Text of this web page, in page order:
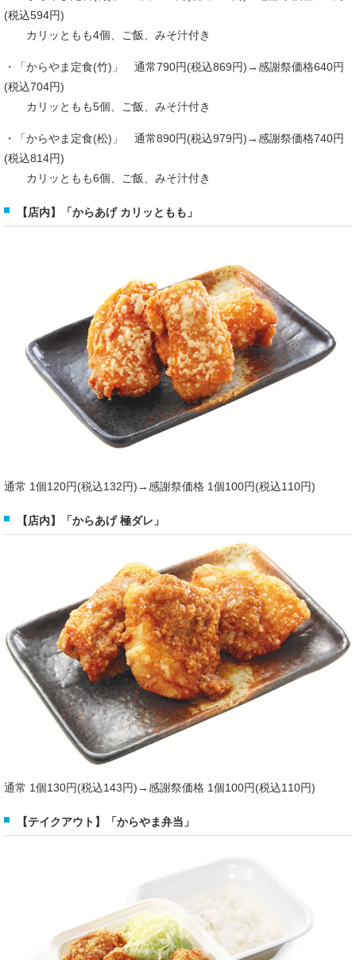
(税込594円)
カリッともも4個、ご飯、みそ汁付き
・「からやま定食(竹)」 通常790円(税込869円)→感謝祭価格640円
(税込704円)
カリッともも5個、ご飯、みそ汁付き
・「からやま定食(松)」 通常890円(税込979円)→感謝祭価格740円
(税込814円)
カリッともも6個、ご飯、みそ汁付き
【店内】「からあげ カリッともも」
通常 1個120円(税込132円)→感謝祭価格 1個100円(税込110円)
【店内】「からあげ 極ダレ」
通常 1個130円(税込143円)→感謝祭価格 1個100円(税込110円)
【テイクアウト】「からやま弁当」